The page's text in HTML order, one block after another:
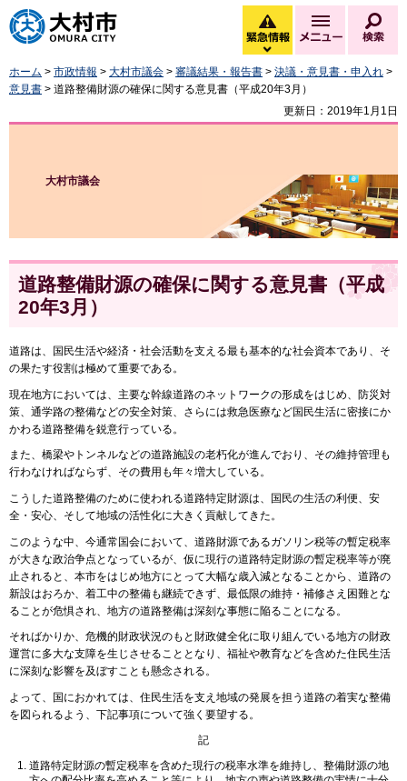
大村市
緊急情報
緊急情報を開く
メニュー
ホーム > 市政情報 > 大村市議会 > 審議結果・報告書 > 決議・意見書・申入れ >
意見書 > 道路整備財源の確保に関する意見書（平成20年3月）
更新日：2019年1月1日
大村市議会
道路整備財源の確保に関する意見書（平成
20年3月）
道路は、国民生活や経済・社会活動を支える最も基本的な社会資本であり、そ
の果たす役割は極めて重要である。
現在地方においては、主要な幹線道路のネットワークの形成をはじめ、防災対
策、通学路の整備などの安全対策、さらには救急医療など国民生活に密接にか
かわる道路整備を鋭意行っている。
また、橋梁やトンネルなどの道路施設の老朽化が進んでおり、その維持管理も
行わなければならず、その費用も年々増大している。
こうした道路整備のために使われる道路特定財源は、国民の生活の利便、安
全・安心、そして地域の活性化に大きく貢献してきた。
このような中、今通常国会において、道路財源であるガソリン税等の暫定税率
が大きな政治争点となっているが、仮に現行の道路特定財源の暫定税率等が廃
止されると、本市をはじめ地方にとって大幅な歳入減となることから、道路の
新設はおろか、着工中の整備も継続できず、最低限の維持・補修さえ困難とな
ることが危惧され、地方の道路整備は深刻な事態に陥ることになる。
そればかりか、危機的財政状況のもと財政健全化に取り組んでいる地方の財政
運営に多大な支障を生じさせることとなり、福祉や教育などを含めた住民生活
に深刻な影響を及ぼすことも懸念される。
よって、国におかれては、住民生活を支え地域の発展を担う道路の着実な整備
を図られるよう、下記事項について強く要望する。
記
道路特定財源の暫定税率を含めた現行の税率水準を維持し、整備財源の地